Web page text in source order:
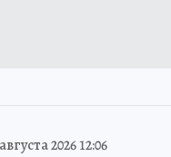
2026 12:06